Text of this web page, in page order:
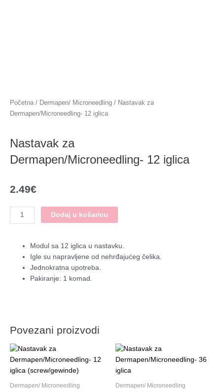
Početna / Dermapen/ Microneedling / Nastavak za
Dermapen/Microneedling- 12 iglica
Nastavak za
Dermapen/Microneedling- 12 iglica
2.49€
Nastavak
za
iglica
količina
Dodaj u košaricu
Modul sa 12 iglica u nastavku.
Igle su napravljene od nehrđajućeg čelika.
Jednokratna upotreba.
Pakiranje: 1 komad.
Povezani proizvodi
Dermapen/ Microneedling Dermapen/ Microneedling